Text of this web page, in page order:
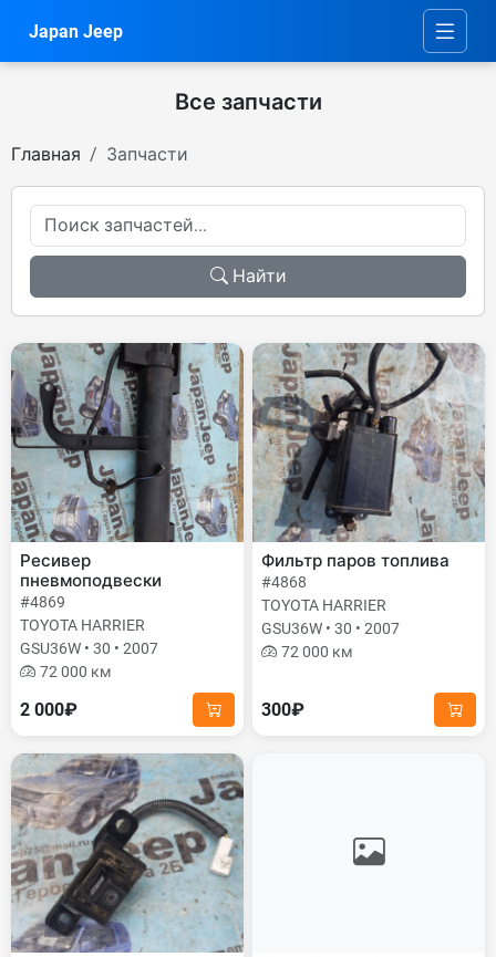
Japan Jeep
Все запчасти
Главная Запчасти
Найти
Ресивер
пневмоподвески
#4869
TOYOTA HARRIER
GSU36W • 30 • 2007
72 000 км
2 000₽
Фильтр паров топлива
#4868
TOYOTA HARRIER
GSU36W • 30 • 2007
72 000 км
300₽